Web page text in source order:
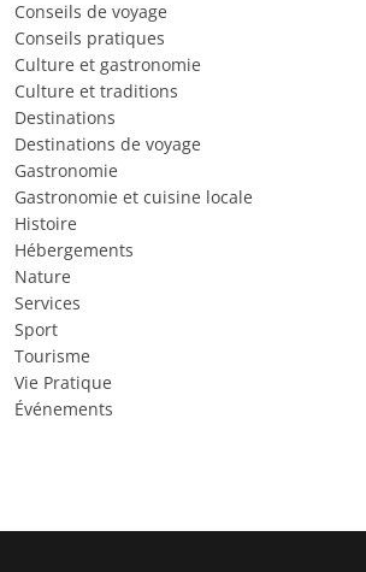
Conseils de voyage
Conseils pratiques
Culture et gastronomie
Culture et traditions
Destinations
Destinations de voyage
Gastronomie
Gastronomie et cuisine locale
Histoire
Hébergements
Nature
Services
Sport
Tourisme
Vie Pratique
Événements